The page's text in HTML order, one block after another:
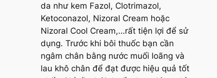
da như kem Fazol, Clotrimazol,
Ketoconazol, Nizoral Cream hoặc
Nizoral Cool Cream,…rất tiện lợi để sử
dụng. Trước khi bôi thuốc bạn cần
ngâm chân bằng nước muối loãng và
lau khô chân để đạt được hiệu quả tốt